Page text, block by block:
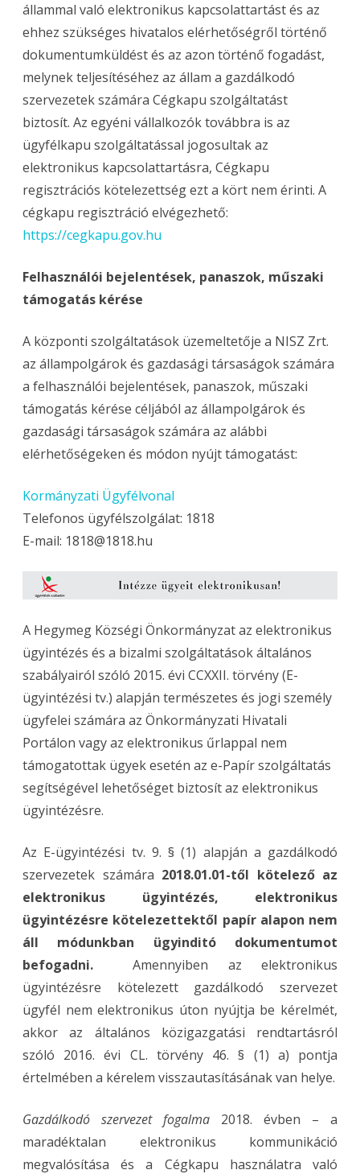
állammal való elektronikus kapcsolattartást és az
ehhez szükséges hivatalos elérhetőségről történő
dokumentumküldést és az azon történő fogadást,
melynek teljesítéséhez az állam a gazdálkodó
szervezetek számára Cégkapu szolgáltatást
biztosít. Az egyéni vállalkozók továbbra is az
ügyfélkapu szolgáltatással jogosultak az
elektronikus kapcsolattartásra, Cégkapu
regisztrációs kötelezettség ezt a kört nem érinti. A
cégkapu regisztráció elvégezhető:
https://cegkapu.gov.hu
Felhasználói bejelentések, panaszok, műszaki
támogatás kérése
A központi szolgáltatások üzemeltetője a NISZ Zrt.
az állampolgárok és gazdasági társaságok számára
a felhasználói bejelentések, panaszok, műszaki
támogatás kérése céljából az állampolgárok és
gazdasági társaságok számára az alábbi
elérhetőségeken és módon nyújt támogatást:
Kormányzati Ügyfélvonal
Telefonos ügyfélszolgálat: 1818
E-mail: 1818@1818.hu
A Hegymeg Községi Önkormányzat az elektronikus
ügyintézés és a bizalmi szolgáltatások általános
szabályairól szóló 2015. évi CCXXII. törvény (E-
ügyintézési tv.) alapján természetes és jogi személy
ügyfelei számára az Önkormányzati Hivatali
Portálon vagy az elektronikus űrlappal nem
támogatottak ügyek esetén az e-Papír szolgáltatás
segítségével lehetőséget biztosít az elektronikus
ügyintézésre.
Az E-ügyintézési tv. 9. § (1) alapján a gazdálkodó
szervezetek számára 2018.01.01-től kötelező az
elektronikus ügyintézés, elektronikus
ügyintézésre kötelezettektől papír alapon nem
áll módunkban ügyinditó dokumentumot
befogadni. Amennyiben az elektronikus
ügyintézésre kötelezett gazdálkodó szervezet
ügyfél nem elektronikus úton nyújtja be kérelmét,
akkor az általános közigazgatási rendtartásról
szóló 2016. évi CL. törvény 46. § (1) a) pontja
értelmében a kérelem visszautasításának van helye.
Gazdálkodó szervezet fogalma 2018. évben – a
maradéktalan elektronikus kommunikáció
megvalósítása és a Cégkapu használatra való